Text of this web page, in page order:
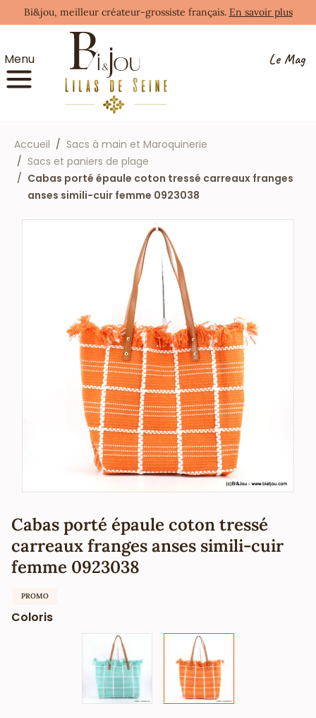
Bi&jou, meilleur créateur-grossiste français. En savoir plus
Menu Le Mag
Accueil
Sacs à main et Maroquinerie
Sacs et paniers de plage
Cabas porté épaule coton tressé carreaux franges
anses simili-cuir femme 0923038
Cabas porté épaule coton tressé
carreaux franges anses simili-cuir
femme 0923038
PROMO
Coloris